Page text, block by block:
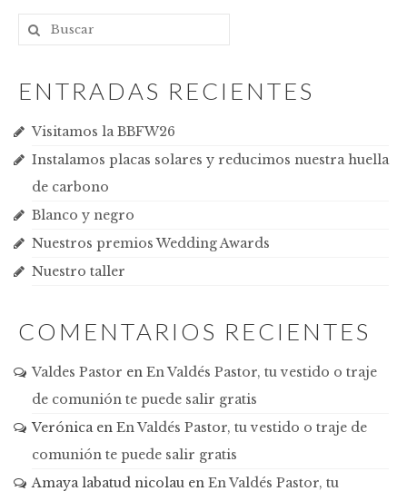
ENTRADAS RECIENTES
Visitamos la BBFW26
Instalamos placas solares y reducimos nuestra huella
de carbono
Blanco y negro
Nuestros premios Wedding Awards
Nuestro taller
COMENTARIOS RECIENTES
Valdes Pastor en En Valdés Pastor, tu vestido o traje
de comunión te puede salir gratis
Verónicaen En Valdés Pastor, tu vestido o traje de
comunión te puede salir gratis
Amaya labatud nicolau en En Valdés Pastor, tu